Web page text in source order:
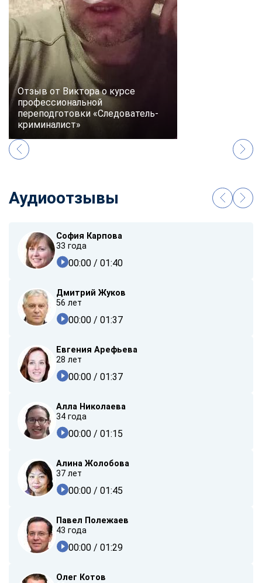
Отзыв от Виктора о курсе
профессиональной
переподготовки «Следователь-
криминалист»
Аудиоотзывы
София Карпова
33 года
00:00 / 01:40
Дмитрий Жуков
56 лет
00:00 / 01:37
Евгения Арефьева
28 лет
00:00 / 01:37
Алла Николаева
34 года
00:00 / 01:15
Алина Жолобова
37 лет
00:00 / 01:45
Павел Полежаев
43 года
00:00 / 01:29
Олег Котов